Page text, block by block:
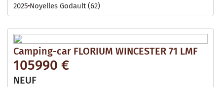
2025 Noyelles Godault (62)
Camping-car FLORIUM WINCESTER 71 LMF
105990 €
NEUF